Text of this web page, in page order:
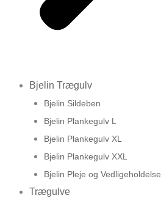
Bjelin Trægulv
Bjelin Sildeben
Bjelin Plankegulv L
Bjelin Plankegulv XL
Bjelin Plankegulv XXL
Bjelin Pleje og Vedligeholdelse
Trægulve